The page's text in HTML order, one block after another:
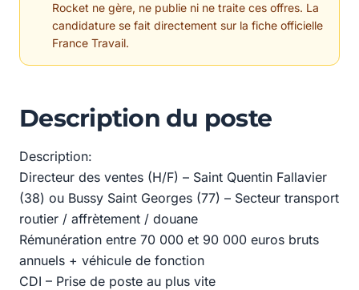
Rocket ne gère, ne publie ni ne traite ces offres. La
candidature se fait directement sur la fiche officielle
France Travail.
Description du poste
Description:
Directeur des ventes (H/F) – Saint Quentin Fallavier
(38) ou Bussy Saint Georges (77) – Secteur transport
routier / affrètement / douane
Rémunération entre 70 000 et 90 000 euros bruts
annuels + véhicule de fonction
CDI – Prise de poste au plus vite